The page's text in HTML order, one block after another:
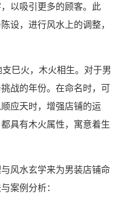
以吸引更多的顾客。此
设，进行风水上的调整，
巳火，木火相生。对于男
战的年份。在命名时，可
应天时，增强店铺的运
都具有木火属性，寓意着生
风水玄学来为男装店铺命
案例分析：